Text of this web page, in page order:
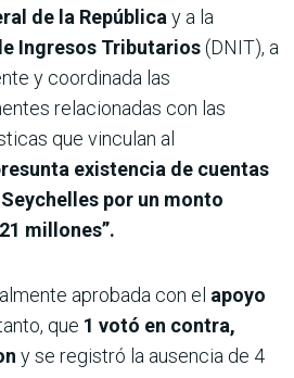
de la República y a la
Ingresos Tributarios(DNIT), a
y coordinada las
relacionadas con las
que vinculan al
existencia de cuentas
por un monto
millones”.
aprobada con el apoyo
que 1 votó en contra,
y se registró la ausencia de 4